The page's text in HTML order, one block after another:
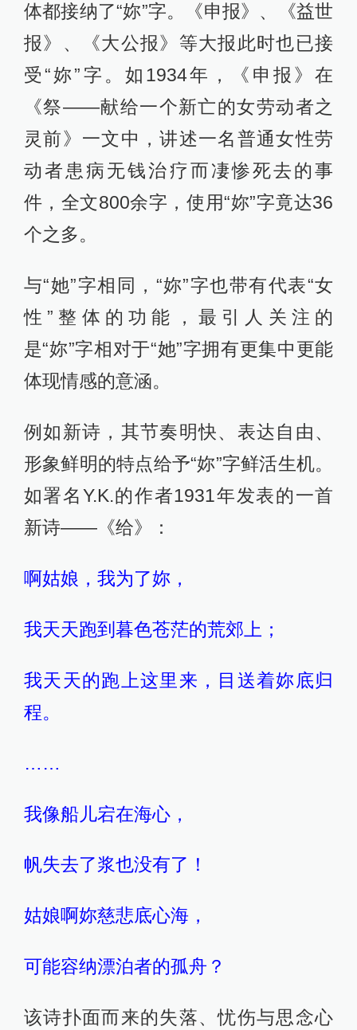
体都接纳了“妳”字。《申报》、《益世
报》、《大公报》等大报此时也已接
受“妳”字。如1934年，《申报》在
《祭——献给一个新亡的女劳动者之
灵前》一文中，讲述一名普通女性劳
动者患病无钱治疗而凄惨死去的事
件，全文800余字，使用“妳”字竟达36
个之多。
与“她”字相同，“妳”字也带有代表“女
性”整体的功能，最引人关注的
是“妳”字相对于“她”字拥有更集中更能
体现情感的意涵。
例如新诗，其节奏明快、表达自由、
形象鲜明的特点给予“妳”字鲜活生机。
如署名Y.K.的作者1931年发表的一首
新诗——《给》：
啊姑娘，我为了妳，
我天天跑到暮色苍茫的荒郊上；
我天天的跑上这里来，目送着妳底归
程。
……
我像船儿宕在海心，
帆失去了浆也没有了！
姑娘啊妳慈悲底心海，
可能容纳漂泊者的孤舟？
该诗扑面而来的失落、忧伤与思念心